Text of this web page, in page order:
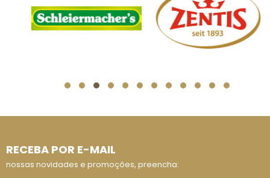
RECEBA POR E-MAIL
nossas novidades e promoções, preencha: